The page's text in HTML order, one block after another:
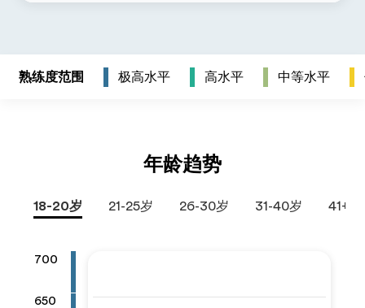
熟练度范围 极高水平 高水平 中等水平
年龄趋势
18-20岁 21-25岁 26-30岁 31-40岁 41+岁
700
650